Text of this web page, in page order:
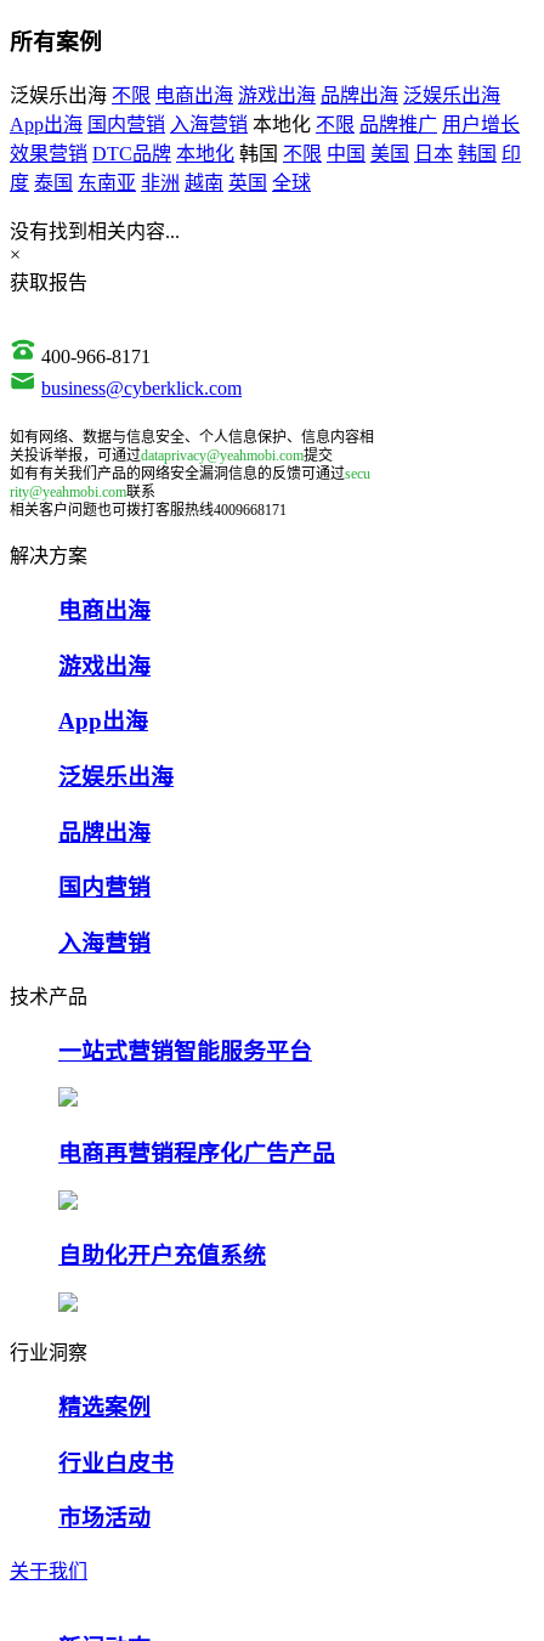
所有案例
泛娱乐出海 不限 电商出海 游戏出海 品牌出海 泛娱乐出海
App出海 国内营销 入海营销 本地化 不限 品牌推广 用户增长
效果营销 DTC品牌 本地化 韩国 不限 中国 美国 日本 韩国 印
度 泰国 东南亚 非洲 越南 英国 全球
没有找到相关内容...
×
获取报告
400-966-8171
business@cyberklick.com
如有网络、数据与信息安全、个人信息保护、信息内容相
关投诉举报，可通过dataprivacy@yeahmobi.com提交
如有有关我们产品的网络安全漏洞信息的反馈可通过secu
rity@yeahmobi.com联系
相关客户问题也可拨打客服热线4009668171
解决方案
电商出海
游戏出海
App出海
泛娱乐出海
品牌出海
国内营销
入海营销
技术产品
一站式营销智能服务平台
电商再营销程序化广告产品
自助化开户充值系统
行业洞察
精选案例
行业白皮书
市场活动
关于我们